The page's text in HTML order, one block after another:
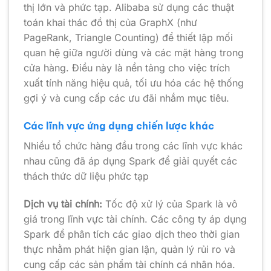
thị lớn và phức tạp. Alibaba sử dụng các thuật
toán khai thác đồ thị của GraphX (như
PageRank, Triangle Counting) để thiết lập mối
quan hệ giữa người dùng và các mặt hàng trong
cửa hàng. Điều này là nền tảng cho việc trích
xuất tính năng hiệu quả, tối ưu hóa các hệ thống
gợi ý và cung cấp các ưu đãi nhắm mục tiêu.
Các lĩnh vực ứng dụng chiến lược khác
Nhiều tổ chức hàng đầu trong các lĩnh vực khác
nhau cũng đã áp dụng Spark để giải quyết các
thách thức dữ liệu phức tạp
Dịch vụ tài chính: Tốc độ xử lý của Spark là vô
giá trong lĩnh vực tài chính. Các công ty áp dụng
Spark để phân tích các giao dịch theo thời gian
thực nhằm phát hiện gian lận, quản lý rủi ro và
cung cấp các sản phẩm tài chính cá nhân hóa.